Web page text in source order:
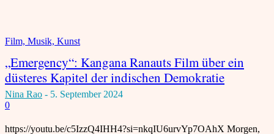
Film, Musik, Kunst
„Emergency“: Kangana Ranauts Film über ein
düsteres Kapitel der indischen Demokratie
Nina Rao - 5. September 2024
0
https://youtu.be/c5IzzQ4IHH4?si=nkqIU6urvYp7OAhX Morgen,